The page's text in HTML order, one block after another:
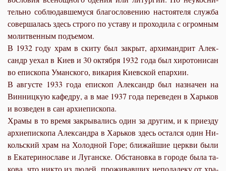
тель­но со­блю­дав­ше­му­ся бла­го­сло­ве­нию на­сто­я­те­ля служ­ба
со­вер­ша­лась здесь стро­го по уста­ву и про­хо­ди­ла с огром­ным
мо­лит­вен­ным подъ­емом.
В 1932 го­ду храм в ски­ту был за­крыт, ар­хи­манд­рит Алек­
сандр уехал в Ки­ев и 30 ок­тяб­ря 1932 го­да был хи­ро­то­ни­сан
во епи­ско­па Уман­ско­го, ви­ка­рия Ки­ев­ской епар­хии.
В ав­гу­сте 1933 го­да епи­скоп Алек­сандр был на­зна­чен на
Вин­ниц­кую ка­фед­ру, а в мае 1937 го­да пе­ре­ве­ден в Харь­ков
и воз­ве­ден в сан ар­хи­епи­ско­па.
Хра­мы в то вре­мя за­кры­ва­лись один за дру­гим, и к при­ез­ду
ар­хи­епи­ско­па Алек­сандра в Харь­ков здесь остал­ся один Ни­
коль­ский храм на Хо­лод­ной Го­ре; бли­жай­шие церк­ви бы­ли
в Ека­те­ри­но­сла­ве и Лу­ган­ске. Об­ста­нов­ка в го­ро­де бы­ла та­
ко­ва, что ни­кто из лю­дей, про­жи­вав­ших непо­да­ле­ку от хра­